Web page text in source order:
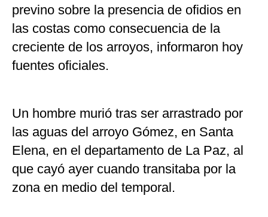
previno sobre la presencia de ofidios en
las costas como consecuencia de la
creciente de los arroyos, informaron hoy
fuentes oficiales.
Un hombre murió tras ser arrastrado por
las aguas del arroyo Gómez, en Santa
Elena, en el departamento de La Paz, al
que cayó ayer cuando transitaba por la
zona en medio del temporal.